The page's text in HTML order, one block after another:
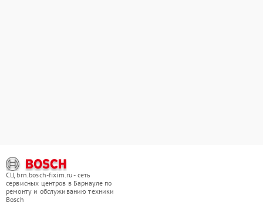
СЦ brn.bosch-fixim.ru - сеть
сервисных центров в Барнауле по
ремонту и обслуживанию техники
Bosch